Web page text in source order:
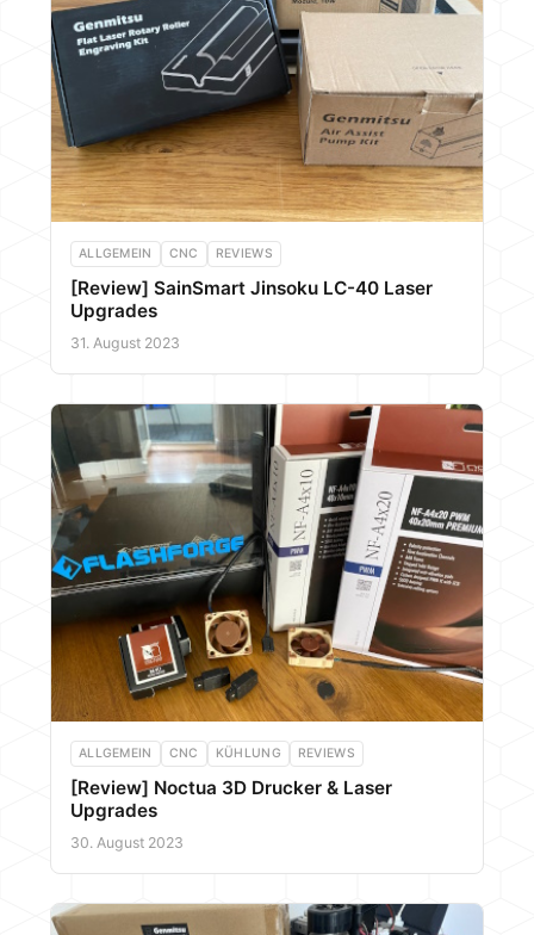
ALLGEMEIN CNC REVIEWS
[Review] SainSmart Jinsoku LC-40 Laser
Upgrades
31. August 2023
ALLGEMEIN CNC KÜHLUNG REVIEWS
[Review] Noctua 3D Drucker & Laser
Upgrades
30. August 2023